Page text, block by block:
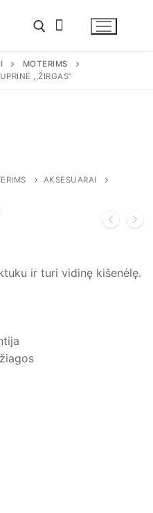
MOTERIMS
,,ŽIRGAS”
AKSESUARAI
ir turi vidinę kišenėlę.